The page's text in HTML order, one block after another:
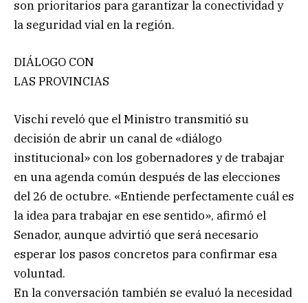
son prioritarios para garantizar la conectividad y
la seguridad vial en la región.
DIÁLOGO CON
LAS PROVINCIAS
Vischi reveló que el Ministro transmitió su
decisión de abrir un canal de «diálogo
institucional» con los gobernadores y de trabajar
en una agenda común después de las elecciones
del 26 de octubre. «Entiende perfectamente cuál es
la idea para trabajar en ese sentido», afirmó el
Senador, aunque advirtió que será necesario
esperar los pasos concretos para confirmar esa
voluntad.
En la conversación también se evaluó la necesidad